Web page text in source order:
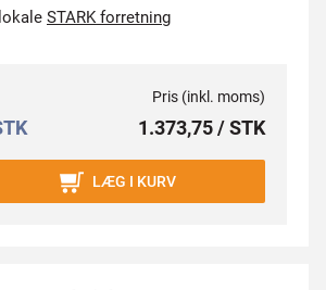
STARK forretning
Pris (inkl. moms)
1.373,75 / STK
LÆG I KURV